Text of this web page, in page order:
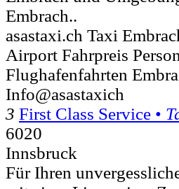
Embrach..
asastaxi.ch Taxi
Airport Fahrpreis
Flughafenfahrten
Info@asastaxich
3 First Class Service •
6020
Innsbruck
Für Ihren